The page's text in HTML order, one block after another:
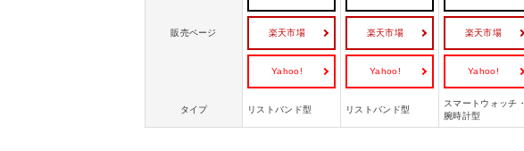
販売ページ 楽天市場
Yahoo!
楽天市場
Yahoo!
楽天市場
Yahoo!
タイプ リストバンド型 リストバンド型
スマートウォッチ・
腕時計型